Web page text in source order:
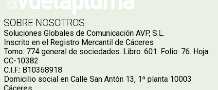
SOBRE NOSOTROS
Soluciones Globales de Comunicación AVP, S.L.
Inscrito en el Registro Mercantil de Cáceres
Tomo: 774 general de sociedades. Libro: 601. Folio: 76. Hoja:
CC-10382
C.I.F.: B10368918
Domicilio social en Calle San Antón 13, 1º planta 10003